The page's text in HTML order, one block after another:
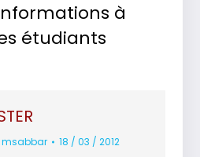
à
étudiants
msabbar 18 / 03 / 2012